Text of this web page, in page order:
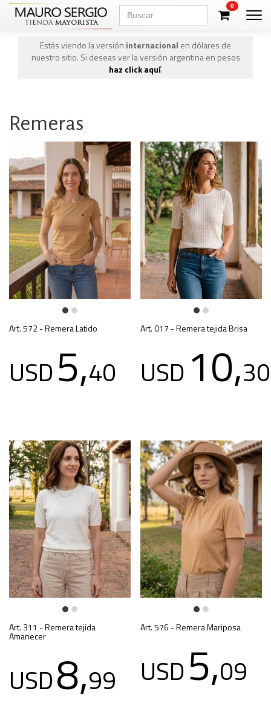
0
Estás viendo la versión internacional en dólares de
nuestro sitio. Si deseas ver la versión argentina en pesos
haz click aquí.
Remeras
Art. 572 - Remera Latido
USD5,40
Art. 017 - Remera tejida Brisa
USD 10,30
Art. 311 - Remera tejida
Amanecer
USD8,99
Art. 576 - Remera Mariposa
USD5,09